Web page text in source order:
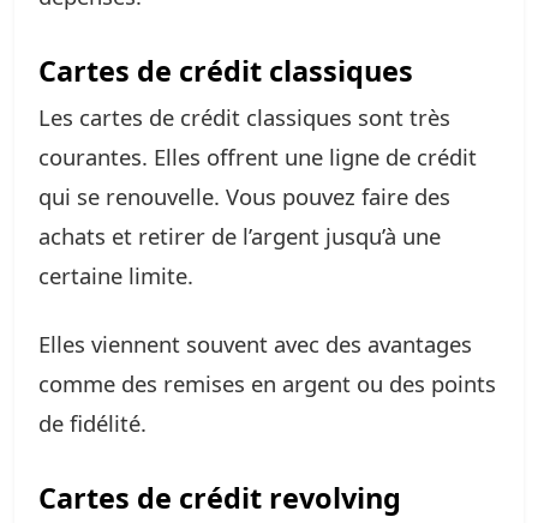
Cartes de crédit classiques
Les cartes de crédit classiques sont très
courantes. Elles offrent une ligne de crédit
qui se renouvelle. Vous pouvez faire des
achats et retirer de l’argent jusqu’à une
certaine limite.
Elles viennent souvent avec des avantages
comme des remises en argent ou des points
de fidélité.
Cartes de crédit revolving